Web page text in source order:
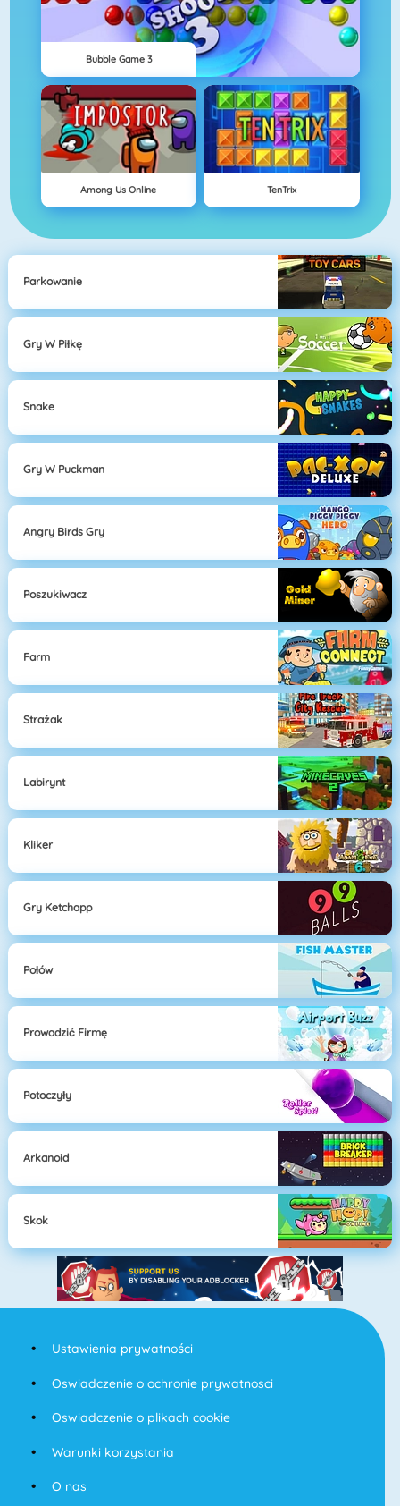
Bubble Game 3
Among Us Online TenTrix
Parkowanie
Gry W Piłkę
Snake
Gry W Puckman
Angry Birds Gry
Poszukiwacz
Farm
Strażak
Labirynt
Kliker
Gry Ketchapp
Połów
Prowadzić Firmę
Potoczyły
Arkanoid
Skok
Ustawienia prywatności
Oswiadczenie o ochronie prywatnosci
Oswiadczenie o plikach cookie
Warunki korzystania
O nas